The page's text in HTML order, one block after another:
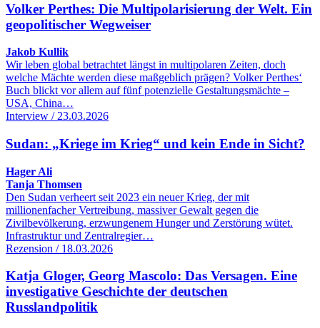
Volker Perthes: Die Multipolarisierung der Welt. Ein
geopolitischer Wegweiser
Jakob Kullik
Wir leben global betrachtet längst in multipolaren Zeiten, doch
welche Mächte werden diese maßgeblich prägen? Volker Perthes‘
Buch blickt vor allem auf fünf potenzielle Gestaltungsmächte –
USA, China…
Interview / 23.03.2026
Sudan: „Kriege im Krieg“ und kein Ende in Sicht?
Hager Ali
Tanja Thomsen
Den Sudan verheert seit 2023 ein neuer Krieg, der mit
millionenfacher Vertreibung, massiver Gewalt gegen die
Zivilbevölkerung, erzwungenem Hunger und Zerstörung wütet.
Infrastruktur und Zentralregier…
Rezension / 18.03.2026
Katja Gloger, Georg Mascolo: Das Versagen. Eine
investigative Geschichte der deutschen
Russlandpolitik